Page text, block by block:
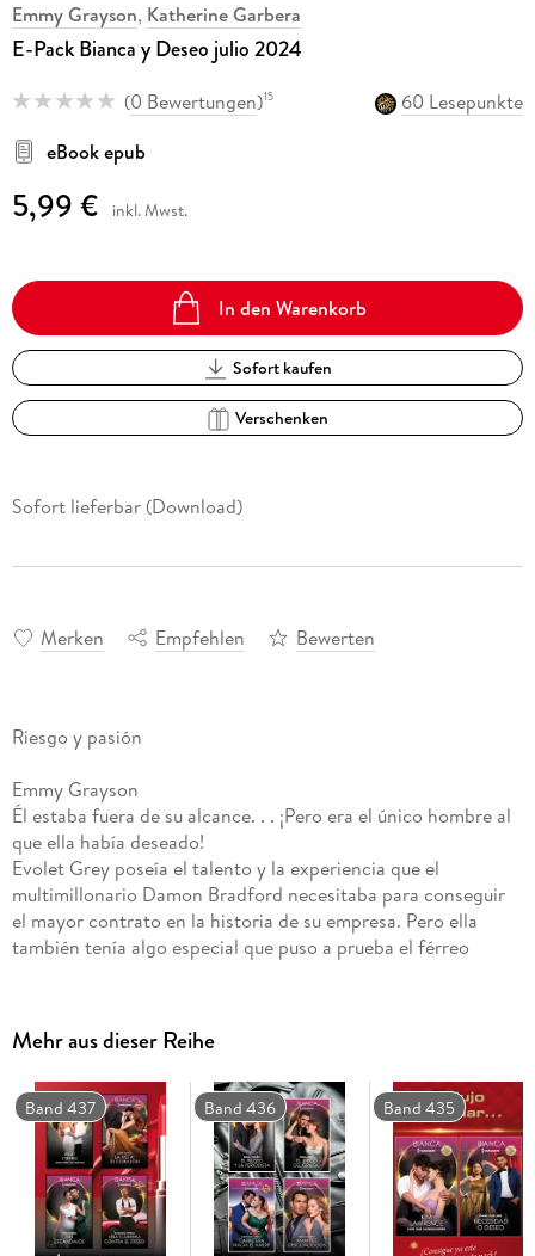
Emmy Grayson, Katherine Garbera
E-Pack Bianca y Deseo julio 2024
(0 Bewertungen)15
60 Lesepunkte
eBook epub
5,99 € inkl. Mwst.
In den Warenkorb
Sofort kaufen
Verschenken
Sofort lieferbar (Download)
Merken Empfehlen Bewerten
Riesgo y pasión
Emmy Grayson
Él estaba fuera de su alcance. . . ¡Pero era el único hombre al
que ella había deseado!
Evolet Grey poseía el talento y la experiencia que el
multimillonario Damon Bradford necesitaba para conseguir
el mayor contrato en la historia de su empresa. Pero ella
también tenía algo especial que puso a prueba el férreo
A Evolet siempre le había resultado complicado dar rienda
suelta a sus deseos, ¡pero apenas podía pensar con claridad
cuando estaba con su nuevo jefe! Revelar la fuerte atracción
que sentía por Damon era arriesgado, pero sería más
arriesgado alejarse de él?
Apuesta de una noche
Katherine Garbera
Conseguiría una apuesta de fin de semana domar el corazón
de la Bestia?
Mehr aus dieser Reihe
Band 437 Band 436 Band 435